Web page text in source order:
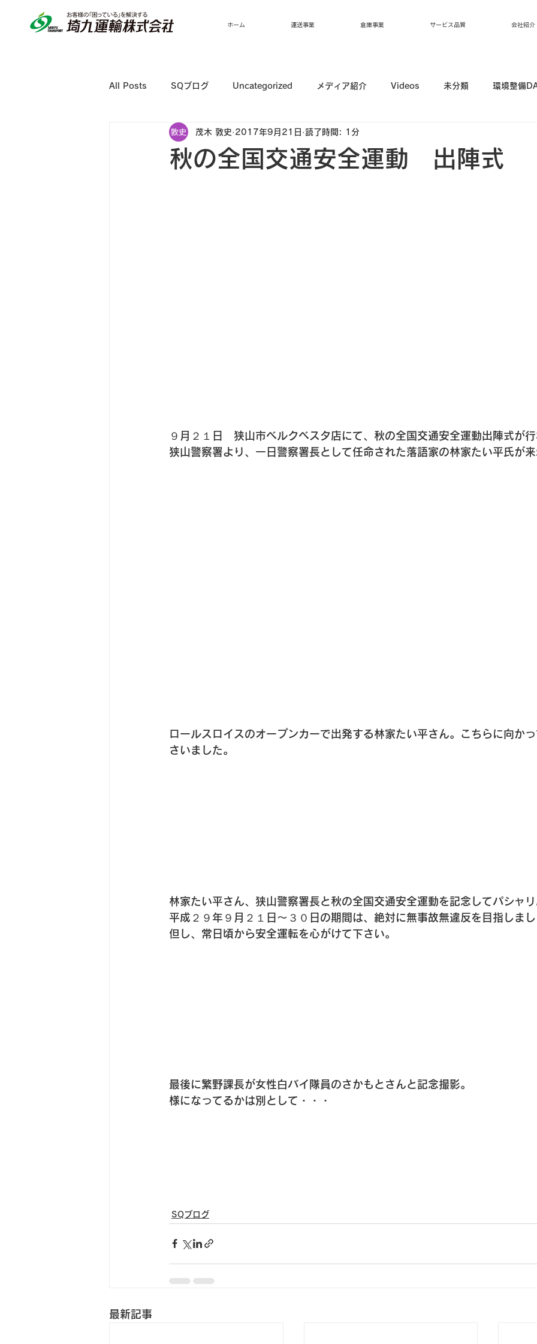
ホーム 運送事業 倉庫事業 サービス品質 会社紹介
All Posts SQブログ Uncategorized メディア紹介 Videos 未分類 環境整備
秋の全国交通安全運動 出陣式
茂木 敦史 2017年9月21日 読了時間: 1分
９月２１日　狭山市ベルクベスタ店にて、秋の全国交通安全運動出陣式が行
狭山警察署より、一日警察署長として任命された落語家の林家たい平氏が来
ロールスロイスのオープンカーで出発する林家たい平さん。こちらに向か
さいました。
林家たい平さん、狭山警察署長と秋の全国交通安全運動を記念してパシャリ
平成２９年９月２１日～３０日の期間は、絶対に無事故無違反を目指しまし
但し、常日頃から安全運転を心がけて下さい。
最後に繁野課長が女性白バイ隊員のさかもとさんと記念撮影。
様になってるかは別として・・・
SQブログ
最新記事